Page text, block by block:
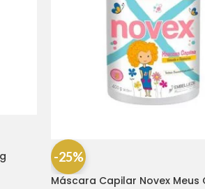
-25%
Máscara Capilar Novex Meus